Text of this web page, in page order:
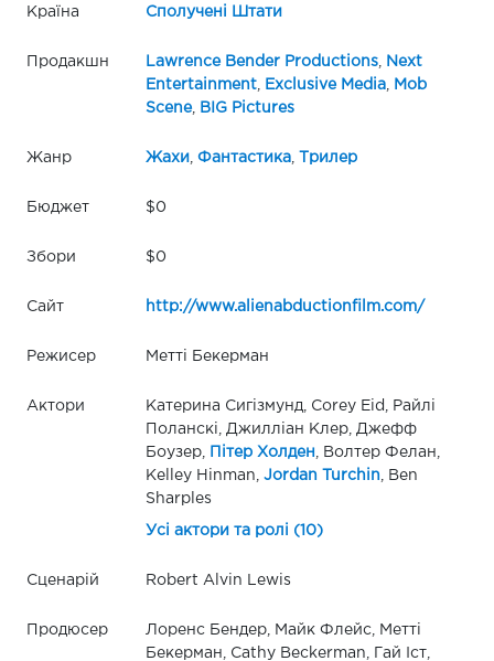
Країна Сполучені Штати
Продакшн Lawrence Bender Productions,
Next
Entertainment, Exclusive Media,
Mob
Scene, BIG Pictures
Жанр Жахи Фантастика, Трилер
Бюджет $0
Збори $0
Сайт http://www.alienabductionfilm.com/
Режисер Метті Бекерман
Актори
Катерина Сигізмунд, Corey Eid, Райлі
Поланскі, Джилліан Клер, Джефф
Боузер,
Пітер Холден , Волтер Фелан,
Kelley Hinman, Jordan Turchin , Ben
Sharples
Усі актори та ролі (10)
Сценарій Robert Alvin Lewis
Продюсер
Лоренс Бендер, Майк Флейс, Метті
Бекерман, Cathy Beckerman, Гай Іст,